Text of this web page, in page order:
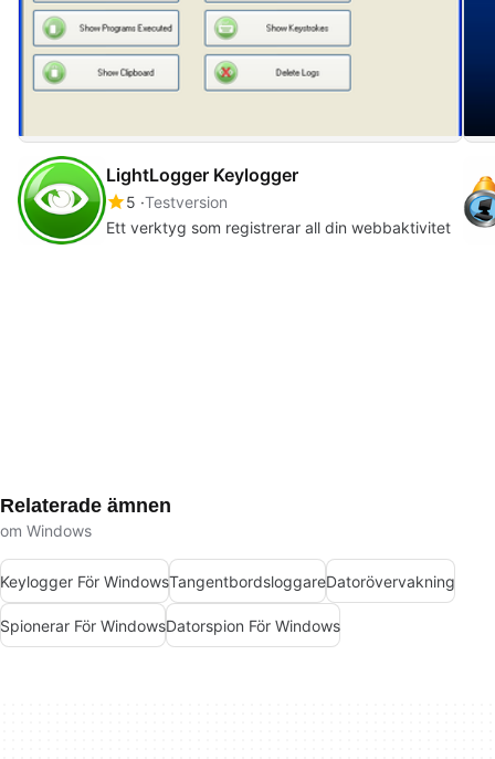
LightLogger Keylogger
5 Testversion
Ett verktyg som registrerar all din webbaktivitet
Relaterade ämnen
om Windows
Keylogger För WindowsTangentbordsloggareDatorövervakning
Spionerar För WindowsDatorspion För Windows